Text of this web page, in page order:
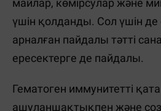
майлар, көмірсулар және
үшін қолданды. Сол үшін де
арналған пайдалы тәтті
ересектерге де пайдалы.
Гематоген иммунитетті
ашуланшақтықпен және